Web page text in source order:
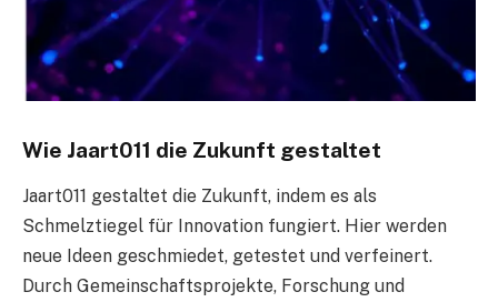
Wie Jaart011 die Zukunft gestaltet
Jaart011 gestaltet die Zukunft, indem es als
Schmelztiegel für Innovation fungiert. Hier werden
neue Ideen geschmiedet, getestet und verfeinert.
Durch Gemeinschaftsprojekte, Forschung und